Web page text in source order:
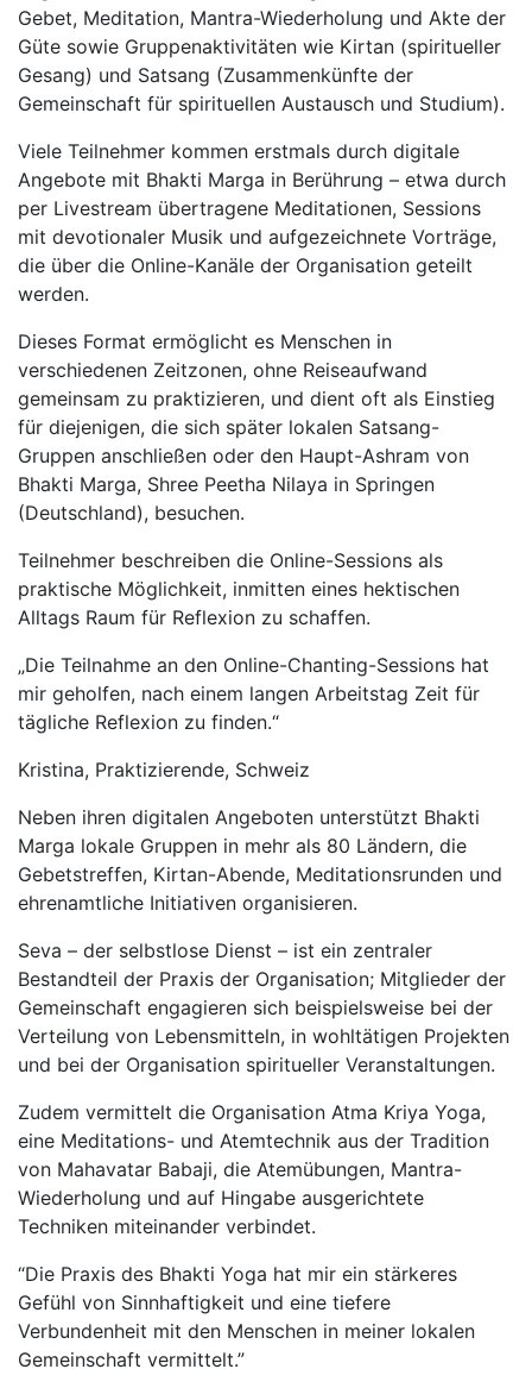
Gebet, Meditation, Mantra-Wiederholung und Akte der
Güte sowie Gruppenaktivitäten wie Kirtan (spiritueller
Gesang) und Satsang (Zusammenkünfte der
Gemeinschaft für spirituellen Austausch und Studium).
Viele Teilnehmer kommen erstmals durch digitale
Angebote mit Bhakti Marga in Berührung – etwa durch
per Livestream übertragene Meditationen, Sessions
mit devotionaler Musik und aufgezeichnete Vorträge,
die über die Online-Kanäle der Organisation geteilt
werden.
Dieses Format ermöglicht es Menschen in
verschiedenen Zeitzonen, ohne Reiseaufwand
gemeinsam zu praktizieren, und dient oft als Einstieg
für diejenigen, die sich später lokalen Satsang-
Gruppen anschließen oder den Haupt-Ashram von
Bhakti Marga, Shree Peetha Nilaya in Springen
(Deutschland), besuchen.
Teilnehmer beschreiben die Online-Sessions als
praktische Möglichkeit, inmitten eines hektischen
Alltags Raum für Reflexion zu schaffen.
„Die Teilnahme an den Online-Chanting-Sessions hat
mir geholfen, nach einem langen Arbeitstag Zeit für
tägliche Reflexion zu finden.“
Kristina, Praktizierende, Schweiz
Neben ihren digitalen Angeboten unterstützt Bhakti
Marga lokale Gruppen in mehr als 80 Ländern, die
Gebetstreffen, Kirtan-Abende, Meditationsrunden und
ehrenamtliche Initiativen organisieren.
Seva – der selbstlose Dienst – ist ein zentraler
Bestandteil der Praxis der Organisation; Mitglieder der
Gemeinschaft engagieren sich beispielsweise bei der
Verteilung von Lebensmitteln, in wohltätigen Projekten
und bei der Organisation spiritueller Veranstaltungen.
Zudem vermittelt die Organisation Atma Kriya Yoga,
eine Meditations- und Atemtechnik aus der Tradition
von Mahavatar Babaji, die Atemübungen, Mantra-
Wiederholung und auf Hingabe ausgerichtete
Techniken miteinander verbindet.
“Die Praxis des Bhakti Yoga hat mir ein stärkeres
Gefühl von Sinnhaftigkeit und eine tiefere
Verbundenheit mit den Menschen in meiner lokalen
Gemeinschaft vermittelt.”